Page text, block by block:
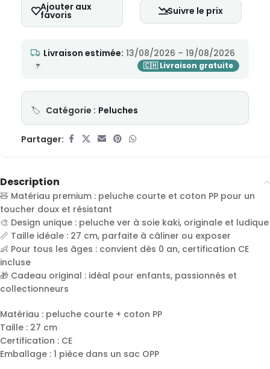
Ajouter aux
favoris Suivre le prix
Livraison estimée: 13/08/2026 – 19/08/2026
Catégorie : Peluches
Partager:
Description
🧸 Matériau premium : peluche courte et coton PP pour un
toucher doux et résistant
🎨 Design unique : peluche ver à soie kaki, originale et ludique
📏 Taille idéale : 27 cm, parfaite à câliner ou exposer
👶 Pour tous les âges : convient dès 0 an, certification CE
incluse
🎁 Cadeau original : idéal pour enfants, passionnés et
collectionneurs
Matériau : peluche courte + coton PP
Taille : 27 cm
Certification : CE
Emballage : 1 pièce dans un sac OPP